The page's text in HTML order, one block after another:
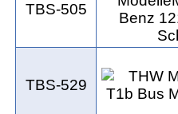
TBS-505
TBS-529